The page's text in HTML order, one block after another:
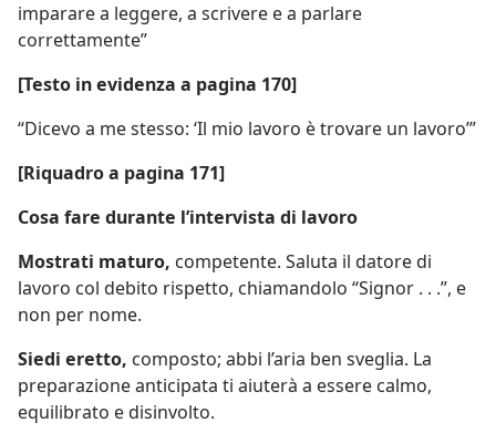
imparare a leggere, a scrivere e a parlare
correttamente”
[Testo in evidenza a pagina 170]
“Dicevo a me stesso: ‘Il mio lavoro è trovare un lavoro’”
[Riquadro a pagina 171]
Cosa fare durante l’intervista di lavoro
Mostrati maturo, competente. Saluta il datore di
lavoro col debito rispetto, chiamandolo “Signor . . .”, e
non per nome.
Siedi eretto, composto; abbi l’aria ben sveglia. La
preparazione anticipata ti aiuterà a essere calmo,
equilibrato e disinvolto.